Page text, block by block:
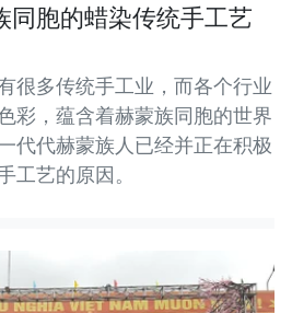
同胞的蜡染传统手工艺
很多传统手工业，而各个行业
彩，蕴含着赫蒙族同胞的世界
代代赫蒙族人已经并正在积极
工艺的原因。